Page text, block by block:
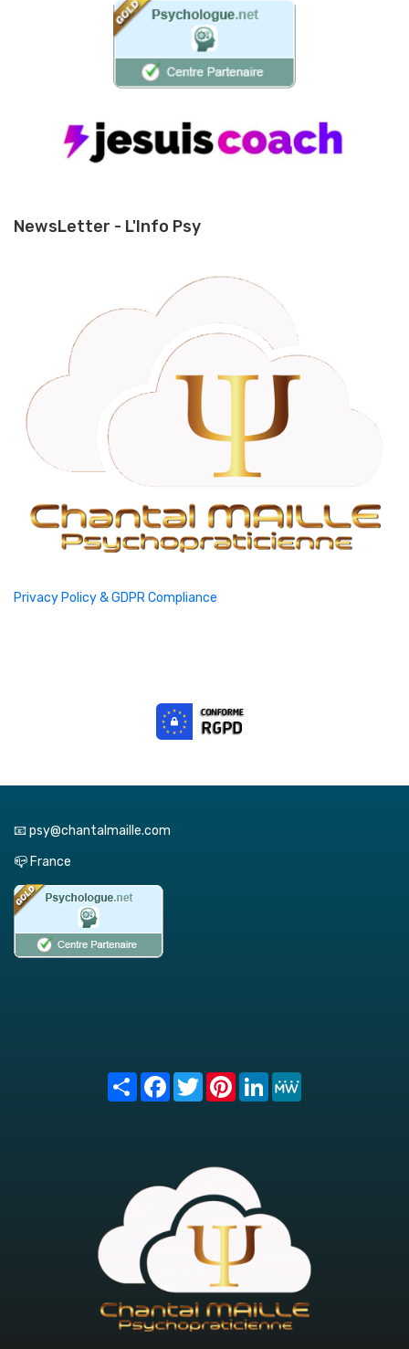
NewsLetter - L'Info Psy
Privacy Policy & GDPR Compliance
📧 psy@chantalmaille.com
📪 France
Share FacebookTwitterPinterest
LinkedIn